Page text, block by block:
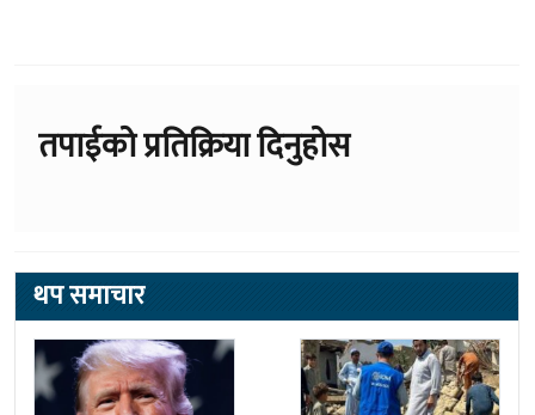
तपाईको प्रतिक्रिया दिनुहोस
थप समाचार